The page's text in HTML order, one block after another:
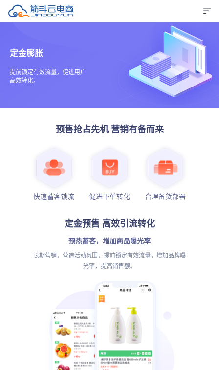
定金膨胀
提前锁定有效流量，促进用户
高效转化。
预售抢占先机 营销有备而来
快速蓄客锁流 促进下单转化 合理备货部署
定金预售 高效引流转化
预热蓄客，增加商品曝光率
长期营销，营造活动氛围，提前锁定有效流量，增加品牌曝
光率，提高销售额。